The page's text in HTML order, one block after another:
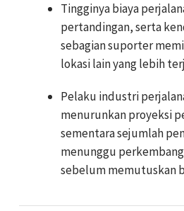
Tingginya biaya
pertandingan, serta
sebagian suporter
lokasi lain yang lebih
Pelaku industri
menurunkan proyeksi
sementara sejumlah
menunggu
sebelum memutuskan